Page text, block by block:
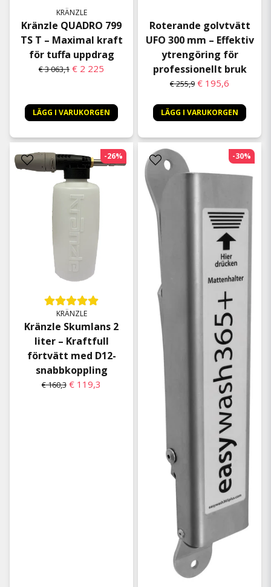
KRÄNZLE
Kränzle QUADRO 799
TS T – Maximal kraft
för tuffa uppdrag
€ 3 063,1 € 2 225
LÄGG I VARUKORGEN
Roterande golvtvätt
UFO 300 mm – Effektiv
ytrengöring för
professionellt bruk
€ 255,9 € 195,6
LÄGG I VARUKORGEN
KRÄNZLE
Kränzle Skumlans 2
liter – Kraftfull
förtvätt med D12-
snabbkoppling
€ 160,3 € 119,3
-26% -30%